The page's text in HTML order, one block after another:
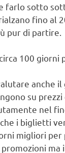
sotto
fino al
pur di partire.
100 giorni
anche
su
nel
i biglietti
migliori